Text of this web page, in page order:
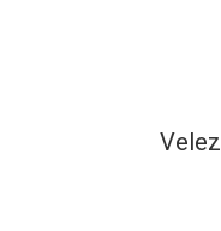
Velez